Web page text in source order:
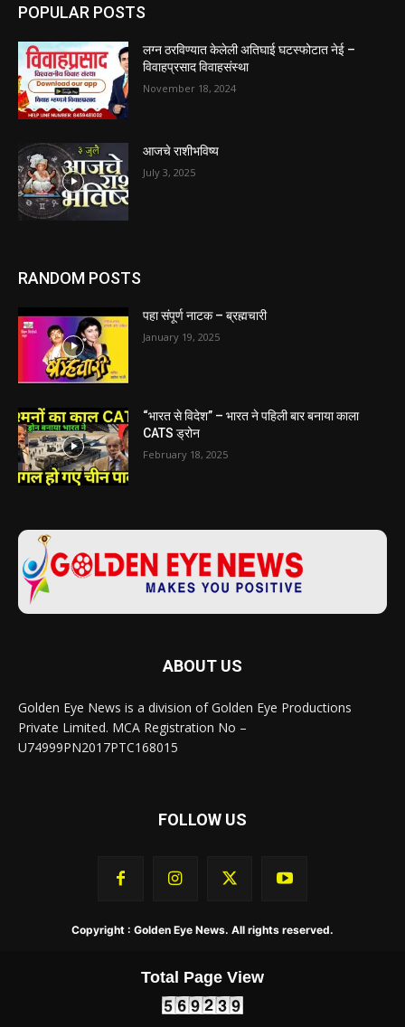
POPULAR POSTS
लग्न ठरविण्यात केलेली अतिघाई घटस्फोटात नेई –
विवाहप्रसाद विवाहसंस्था
November 18, 2024
आजचे राशीभविष्य
July 3, 2025
RANDOM POSTS
पहा संपूर्ण नाटक – ब्रह्मचारी
January 19, 2025
“भारत से विदेश” – भारत ने पहिली बार बनाया काला
CATS ड्रोन
February 18, 2025
ABOUT US
Golden Eye News is a division of Golden Eye Productions
Private Limited. MCA Registration No –
U74999PN2017PTC168015
FOLLOW US
Copyright : Golden Eye News. All rights reserved.
Total Page View